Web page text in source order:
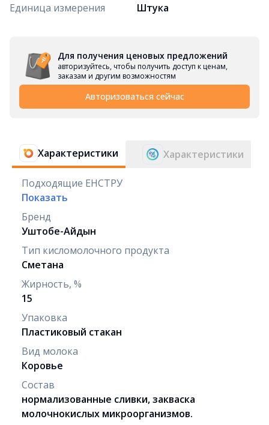
Единица измерения
Штука
Для получения ценовых предложений
авторизуйтесь, чтобы получить доступ к ценам,
заказам и другим возможностям
Авторизоваться сейчас
Характеристики Характеристики
Подходящие ЕНСТРУ
Показать
Бренд
Уштобе-Айдын
Тип кисломолочного продукта
Сметана
Жирность, %
15
Упаковка
Пластиковый стакан
Вид молока
Коровье
Состав
нормализованные сливки, закваска
молочнокислых микроорганизмов.